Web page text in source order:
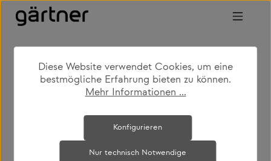
Zum Hauptinhalt springen
shop produkte wohnen stühle
Bildergalerie überspringen
Diese Website verwendet Cookies, um eine
bestmögliche Erfahrung bieten zu können.
Mehr Informationen ...
Nur technisch Notwendige
Konfigurieren